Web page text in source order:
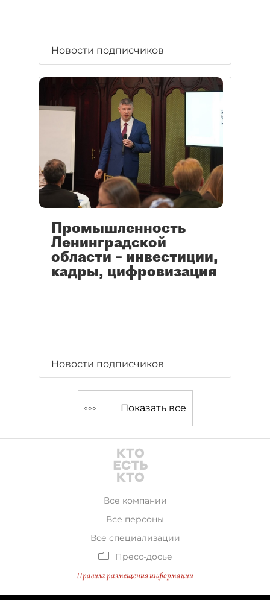
Новости подписчиков
Промышленность
Ленинградской
области – инвестиции,
кадры, цифровизация
Новости подписчиков
Показать все
Все компании
Все персоны
Все специализации
Пресс-досье
Правила размещения информации